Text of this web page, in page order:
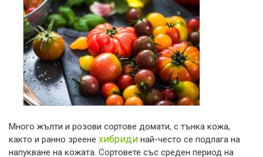
Много жълти и розови сортове домати, с тънка кожа,
както и ранно зреене хибриди най-често се подлага на
напукване на кожата. Сортовете със среден период на